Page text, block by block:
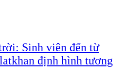
Sinh viên đến từ
định hình tương